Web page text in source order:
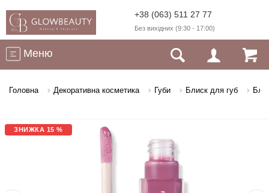
+38 (063) 511 27 77
Без вихідних (9:30 - 17:00)
Меню
Головна Декоративна косметика Губи Блиск для губ
ЗНИЖКА 15 %